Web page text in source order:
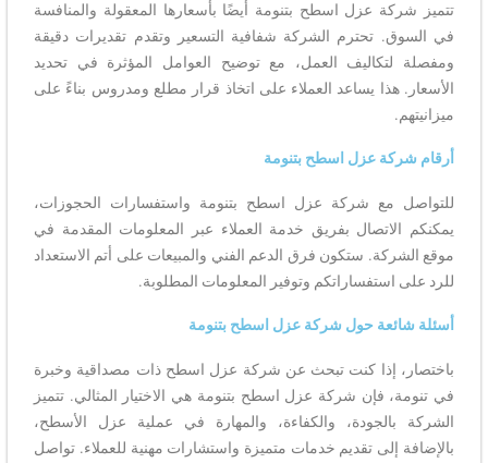
تتميز شركة عزل اسطح بتنومة أيضًا بأسعارها المعقولة والمنافسة
في السوق. تحترم الشركة شفافية التسعير وتقدم تقديرات دقيقة
ومفصلة لتكاليف العمل، مع توضيح العوامل المؤثرة في تحديد
الأسعار. هذا يساعد العملاء على اتخاذ قرار مطلع ومدروس بناءً على
ميزانيتهم.
أرقام شركة عزل اسطح بتنومة
للتواصل مع شركة عزل اسطح بتنومة واستفسارات الحجوزات،
يمكنكم الاتصال بفريق خدمة العملاء عبر المعلومات المقدمة في
موقع الشركة. ستكون فرق الدعم الفني والمبيعات على أتم الاستعداد
للرد على استفساراتكم وتوفير المعلومات المطلوبة.
أسئلة شائعة حول شركة عزل اسطح بتنومة
باختصار، إذا كنت تبحث عن شركة عزل اسطح ذات مصداقية وخبرة
في تنومة، فإن شركة عزل اسطح بتنومة هي الاختيار المثالي. تتميز
الشركة بالجودة، والكفاءة، والمهارة في عملية عزل الأسطح،
بالإضافة إلى تقديم خدمات متميزة واستشارات مهنية للعملاء. تواصل